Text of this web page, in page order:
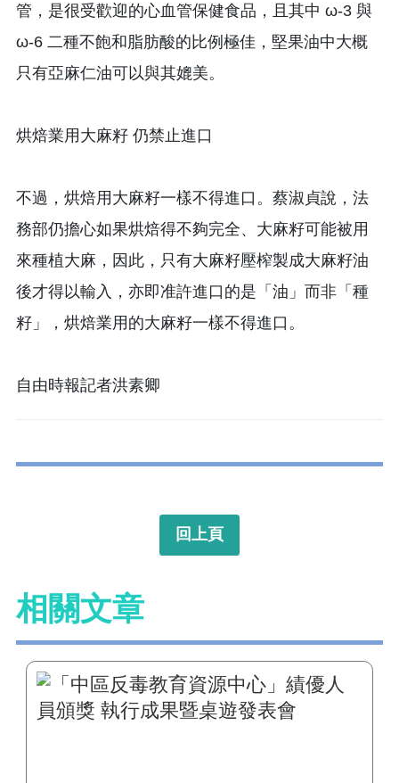
管，是很受歡迎的心血管保健食品，且其中 ω-3 與
ω-6 二種不飽和脂肪酸的比例極佳，堅果油中大概
只有亞麻仁油可以與其媲美。
烘焙業用大麻籽 仍禁止進口
不過，烘焙用大麻籽一樣不得進口。蔡淑貞說，法
務部仍擔心如果烘焙得不夠完全、大麻籽可能被用
來種植大麻，因此，只有大麻籽壓榨製成大麻籽油
後才得以輸入，亦即准許進口的是「油」而非「種
籽」，烘焙業用的大麻籽一樣不得進口。
自由時報記者洪素卿
回上頁
相關文章